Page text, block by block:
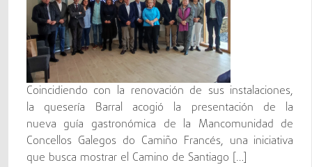
Coincidiendo con la renovación de sus instalaciones,
la quesería Barral acogió la presentación de la
nueva guía gastronómica de la Mancomunidad de
Concellos Galegos do Camiño Francés, una iniciativa
que busca mostrar el Camino de Santiago […]